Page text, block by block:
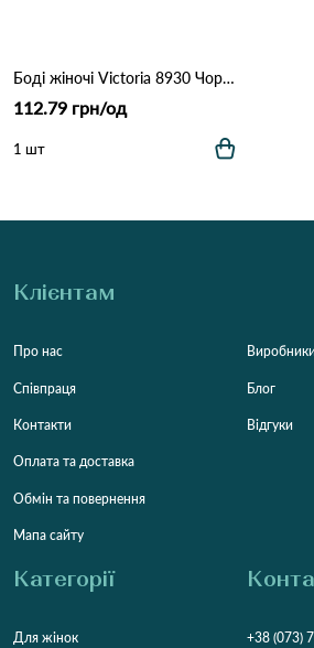
Боді жіночі Victoria 8930 Чорний
112.79 грн/од
1 шт
Клієнтам
Про нас
Співпраця
Контакти
Оплата та доставка
Обмін та повернення
Мапа сайту
Блог
Відгуки
Категорії
Для жінок
+38 (073)